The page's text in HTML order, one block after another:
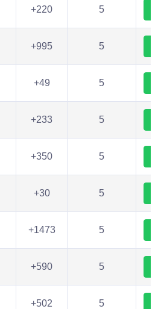
+220 5
+995 5
+49 5
+233 5
+350 5
+30 5
+1473 5
+590 5
+502 5